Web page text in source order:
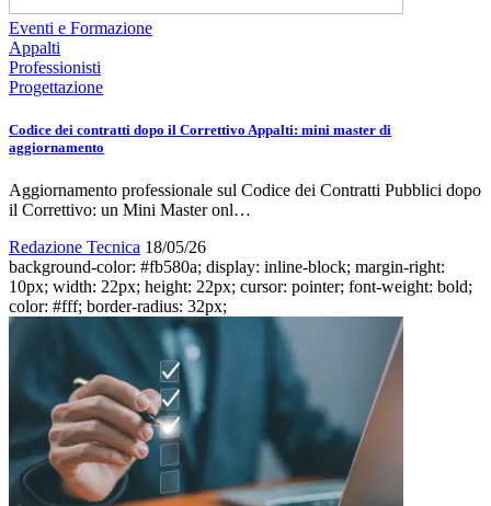
Eventi e Formazione
Appalti
Professionisti
Progettazione
Codice dei contratti dopo il Correttivo Appalti: mini master di
aggiornamento
Aggiornamento professionale sul Codice dei Contratti Pubblici dopo
il Correttivo: un Mini Master onl…
Redazione Tecnica 18/05/26
background-color: #fb580a; display: inline-block; margin-right:
10px; width: 22px; height: 22px; cursor: pointer; font-weight: bold;
color: #fff; border-radius: 32px;